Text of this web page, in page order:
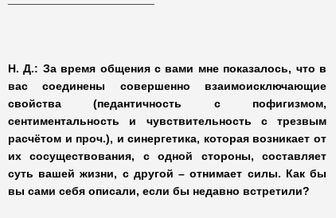
Н. Д.: За время общения с вами мне показалось, что в
вас соединены совершенно взаимоисключающие
свойства (педантичность с пофигизмом,
сентиментальность и чувствительность с трезвым
расчётом и проч.), и синергетика, которая возникает от
их сосуществования, с одной стороны, составляет
суть вашей жизни, с другой – отнимает силы. Как бы
вы сами себя описали, если бы недавно встретили?